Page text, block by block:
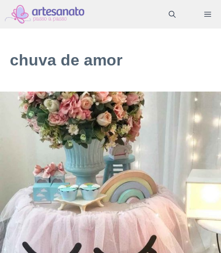
Pular
para
conteúdo
chuva de amor